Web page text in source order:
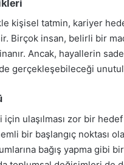
kişisel tatmin, kariyer
Birçok insan, belirli bir
Ancak, hayallerin
gerçekleşebileceği
ulaşılması zor bir
bir başlangıç noktası
bağış yapma gibi